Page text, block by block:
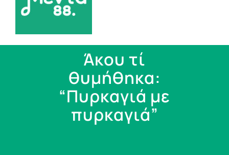
Άκου τί
θυμήθηκα:
“Πυρκαγιά με
πυρκαγιά”